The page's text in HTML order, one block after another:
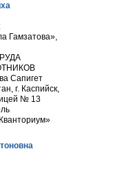
Гамзатова»,
Сапигет
г. Каспийск,
№ 13